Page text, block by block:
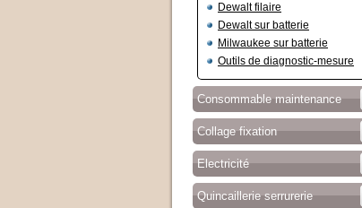
Dewalt filaire
Dewalt sur batterie
Milwaukee sur batterie
Outils de diagnostic-mesure
Consommable maintenance
Collage fixation
Electricité
Quincaillerie serrurerie